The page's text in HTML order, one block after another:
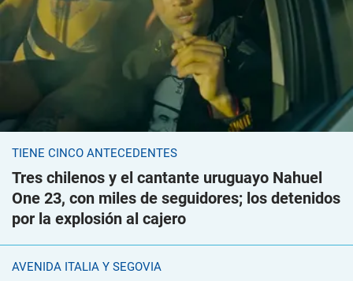
TIENE CINCO ANTECEDENTES
Tres chilenos y el cantante uruguayo Nahuel
One 23, con miles de seguidores; los detenidos
por la explosión al cajero
AVENIDA ITALIA Y SEGOVIA